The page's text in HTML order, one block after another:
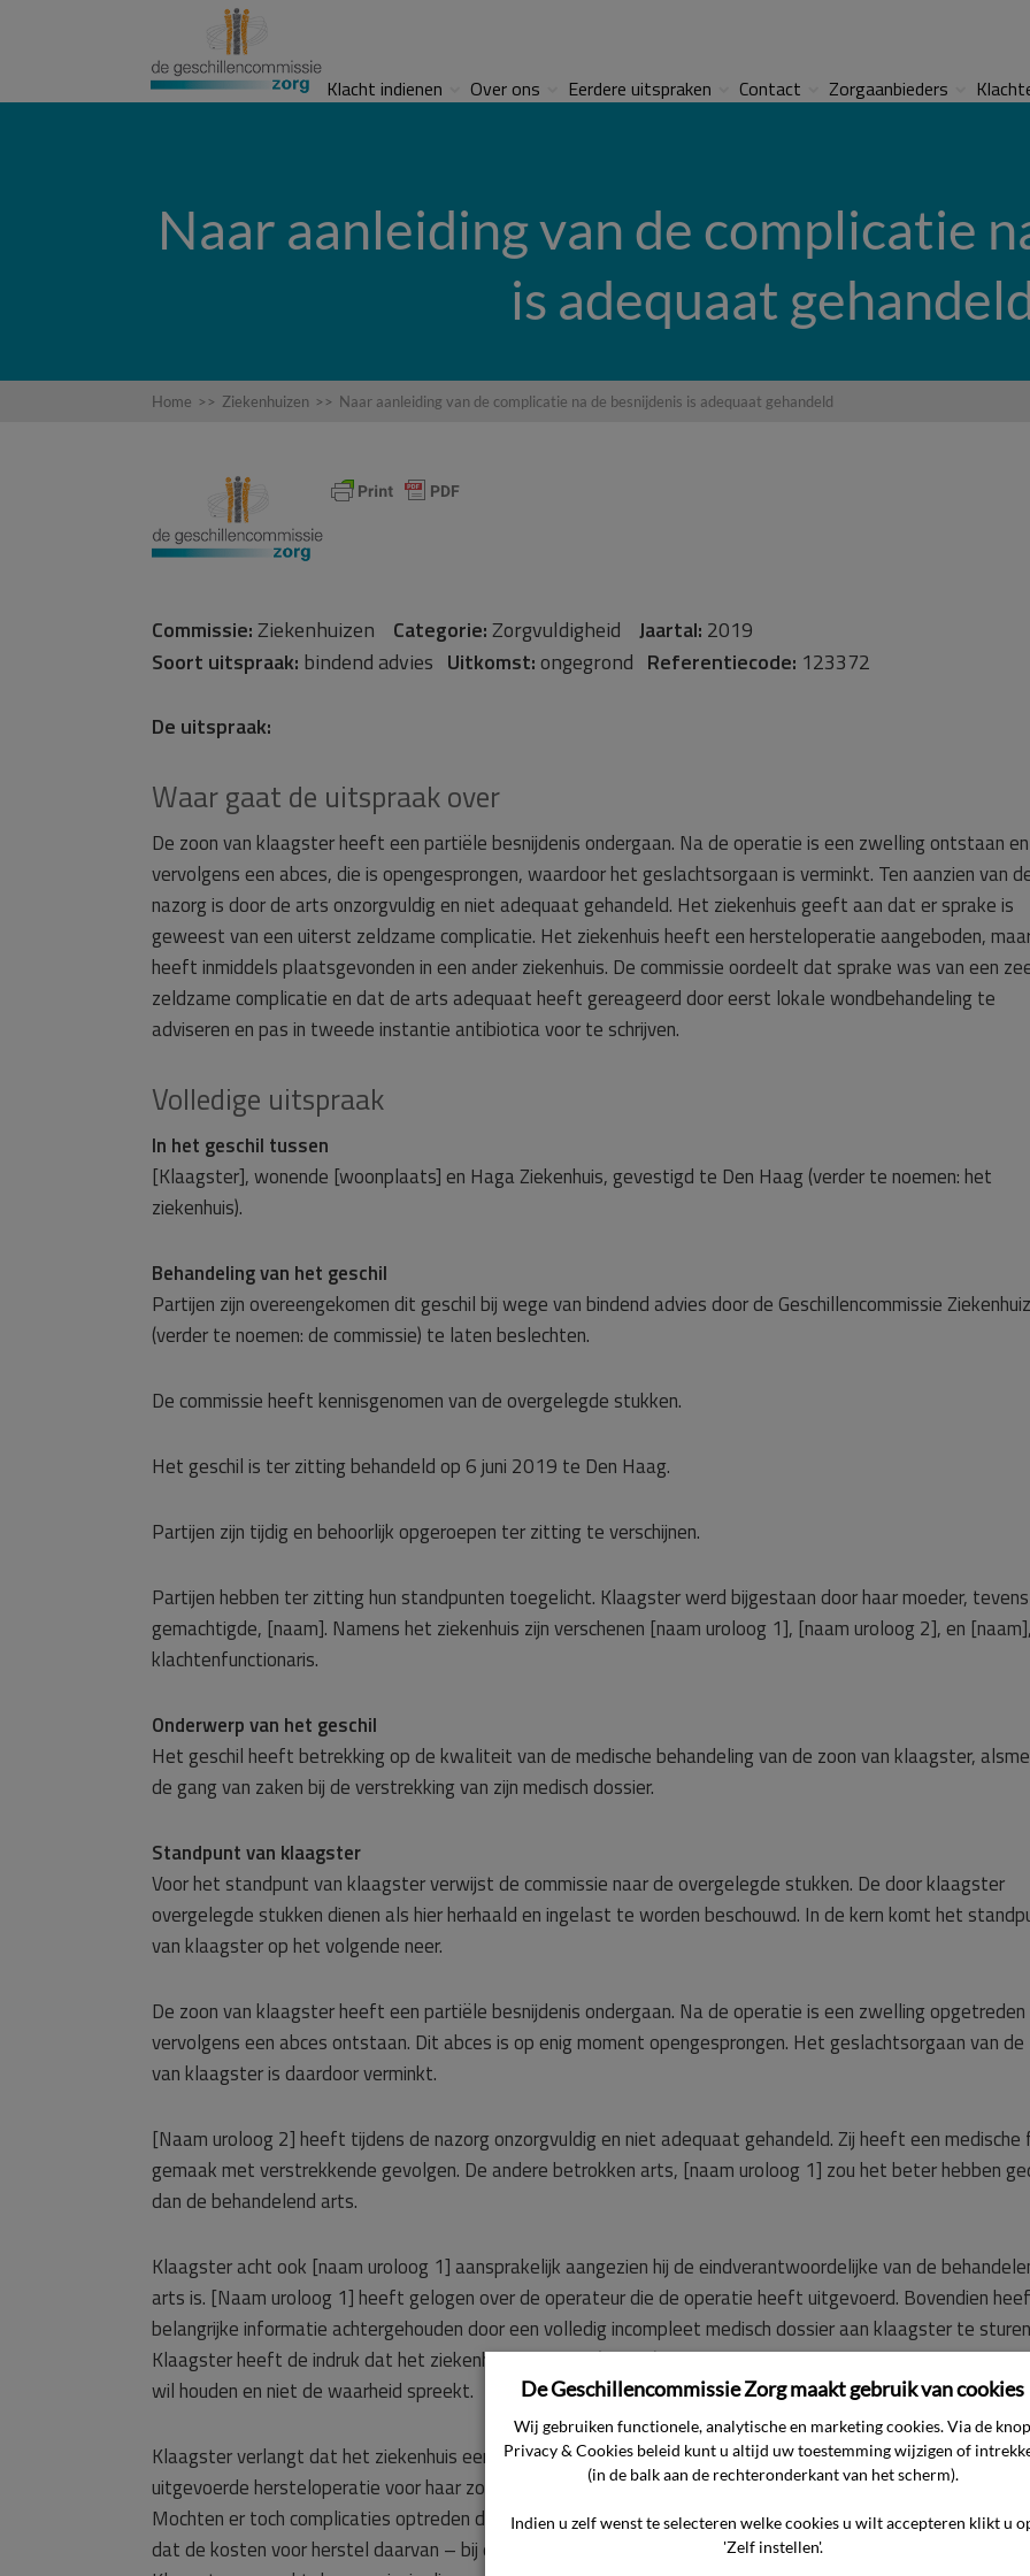
Klacht indienen Over ons Eerdere uitspraken Contact Zorgaanbieders
Naar aanleiding van de complicatie
is adequaat
Home >> Ziekenhuizen >> Naar aanleiding van de complicatie na de besnijdenis is adequaat gehandeld
Commissie:Ziekenhuizen Categorie:Zorgvuldigheid Jaartal: 2019
Soort uitspraak: bindend advies Uitkomst:ongegrond Referentiecode: 123372
De uitspraak:
Waar gaat de uitspraak over
De zoon van klaagster heeft een partiële besnijdenis ondergaan. Na de operatie is een zwelling ontstaan en
vervolgens een abces, die is opengesprongen, waardoor het geslachtsorgaan is verminkt. Ten aanzien van
nazorg is door de arts onzorgvuldig en niet adequaat gehandeld. Het ziekenhuis geeft aan dat er sprake is
geweest van een uiterst zeldzame complicatie. Het ziekenhuis heeft een hersteloperatie aangeboden,
heeft inmiddels plaatsgevonden in een ander ziekenhuis. De commissie oordeelt dat sprake was van een
zeldzame complicatie en dat de arts adequaat heeft gereageerd door eerst lokale wondbehandeling te
adviseren en pas in tweede instantie antibiotica voor te schrijven.
Volledige uitspraak
In het geschil tussen
[Klaagster], wonende [woonplaats] en Haga Ziekenhuis, gevestigd te Den Haag (verder te noemen: het
ziekenhuis).
Behandeling van het geschil
Partijen zijn overeengekomen dit geschil bij wege van bindend advies door de Geschillencommissie
(verder te noemen: de commissie) te laten beslechten.
De commissie heeft kennisgenomen van de overgelegde stukken.
Het geschil is ter zitting behandeld op 6 juni 2019 te Den Haag.
Partijen zijn tijdig en behoorlijk opgeroepen ter zitting te verschijnen.
Partijen hebben ter zitting hun standpunten toegelicht. Klaagster werd bijgestaan door haar moeder, tevens
gemachtigde, [naam]. Namens het ziekenhuis zijn verschenen [naam uroloog 1], [naam uroloog 2], en
klachtenfunctionaris.
Onderwerp van het geschil
Het geschil heeft betrekking op de kwaliteit van de medische behandeling van de zoon van klaagster,
de gang van zaken bij de verstrekking van zijn medisch dossier.
Standpunt van klaagster
Voor het standpunt van klaagster verwijst de commissie naar de overgelegde stukken. De door klaagster
overgelegde stukken dienen als hier herhaald en ingelast te worden beschouwd. In de kern komt het
van klaagster op het volgende neer.
De zoon van klaagster heeft een partiële besnijdenis ondergaan. Na de operatie is een zwelling opgetreden
vervolgens een abces ontstaan. Dit abces is op enig moment opengesprongen. Het geslachtsorgaan van de
van klaagster is daardoor verminkt.
[Naam uroloog 2] heeft tijdens de nazorg onzorgvuldig en niet adequaat gehandeld. Zij heeft een
gemaak met verstrekkende gevolgen. De andere betrokken arts, [naam uroloog 1] zou het beter hebben
dan de behandelend arts.
Klaagster acht ook [naam uroloog 1] aansprakelijk aangezien hij de eindverantwoordelijke van de
arts is. [Naam uroloog 1] heeft gelogen over de operateur die de operatie heeft uitgevoerd. Bovendien
belangrijke informatie achtergehouden door een volledig incompleet medisch dossier aan klaagster te
Klaagster heeft de indruk dat het ziekenhuis personen (artsen) buiten schot wil houden, de zaak
wil houden en niet de waarheid spreekt.
Klaagster verlangt dat het ziekenhuis een document opstelt dat het gesprongen abces en de inmiddels
uitgevoerde hersteloperatie voor haar zoon geen gevolgen zullen hebben voor erecties en/of zaadlozingen.
Mochten er toch complicaties optreden dan wel lichamelijke of psychische problemen ontstaan, dan wil
dat de kosten voor herstel daarvan – bij een ander ziekenhuis – vergoed zullen worden door het ziekenhuis.
De Geschillencommissie Zorg maakt gebruik van cookies
Wij gebruiken functionele, analytische en marketing cookies. Via de knop
Privacy & Cookies beleid kunt u altijd uw toestemming wijzigen of
(in de balk aan de rechteronderkant van het scherm).
Indien u zelf wenst te selecteren welke cookies u wilt accepteren klikt u
'Zelf instellen'.